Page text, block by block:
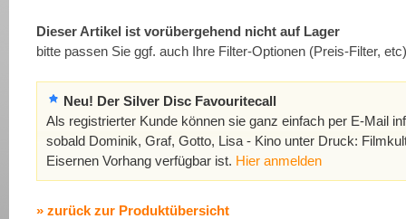
Dieser Artikel ist vorübergehend nicht auf Lager
bitte passen Sie ggf. auch Ihre Filter-Optionen (Preis-Filter,
Neu! Der Silver Disc Favouritecall
Als registrierter Kunde können sie ganz einfach per E-Mail
sobald Dominik, Graf, Gotto, Lisa - Kino unter Druck:
Eisernen Vorhang verfügbar ist. Hier anmelden
» zurück zur Produktübersicht